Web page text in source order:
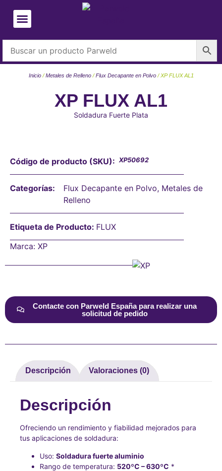
XP FLUX AL1
Soldadura Fuerte Plata
Inicio/Metales de Relleno/Flux Decapante en Polvo/ XP FLUX AL1
Código de producto (SKU): XP50692
Categorías: Flux Decapante en Polvo, Metales de
Relleno
Etiqueta de Producto: FLUX
Marca: XP
Contacte con Parweld España para realizar una
solicitud de pedido
Descripción Valoraciones (0)
Descripción
Ofreciendo un rendimiento y fiabilidad mejorados para
tus aplicaciones de soldadura:
Uso: Soldadura fuerte aluminio
Rango de temperatura: 520ºC – 630ºC *